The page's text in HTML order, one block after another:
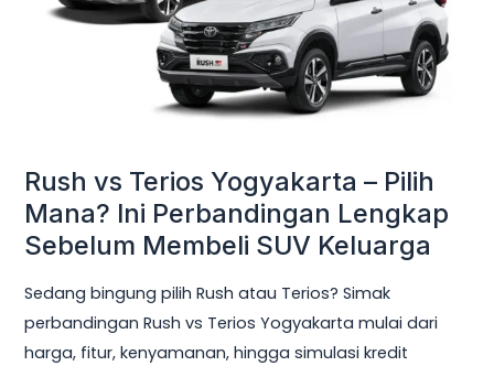
Rush vs Terios Yogyakarta – Pilih
Mana? Ini Perbandingan Lengkap
Sebelum Membeli SUV Keluarga
Sedang bingung pilih Rush atau Terios? Simak
perbandingan Rush vs Terios Yogyakarta mulai dari
harga, fitur, kenyamanan, hingga simulasi kredit
Pilih
Membeli
SUV
Keluarga